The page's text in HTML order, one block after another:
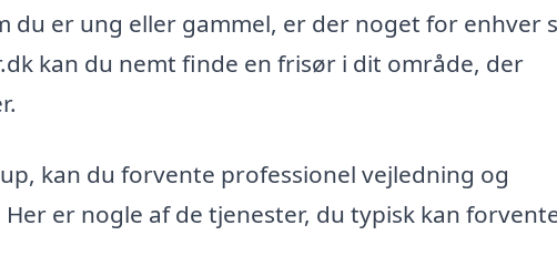
du er ung eller gammel, er der noget for enhver
kan du nemt finde en frisør i dit område, der
kan du forvente professionel vejledning og
er nogle af de tjenester, du typisk kan